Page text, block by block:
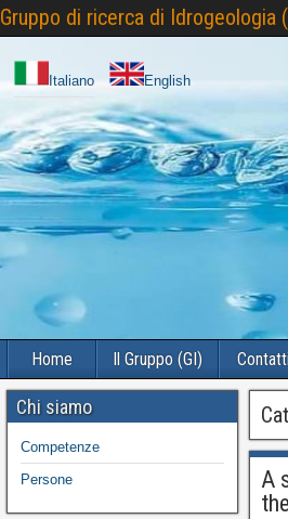
Gruppo di ricerca di Idrogeologia
Italiano English
Home Il Gruppo (GI) Contatti
A
Chi siamo
Competenze
Persone